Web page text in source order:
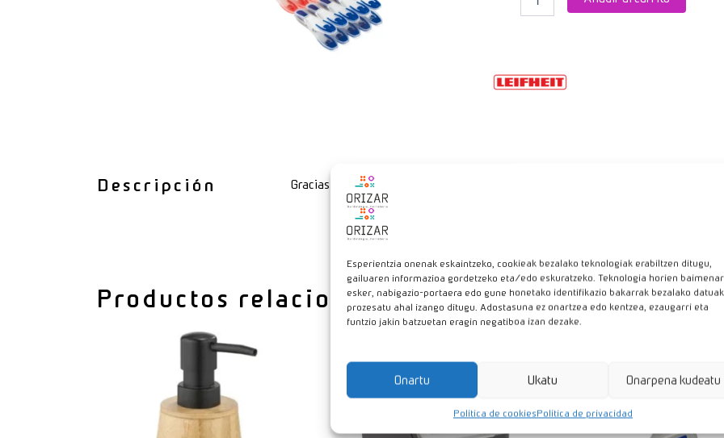
Esperientzia onenak eskaintzeko, cookieak bezalako teknologiak erabiltzen ditugu,
gailuaren informazioa gordetzeko eta/edo eskuratzeko. Teknologia horien
esker, nabigazio-portaera edo gune honetako identifikazio bakarrak bezalako datuak
prozesatu ahal izango ditugu. Adostasuna ez onartzea edo kentzea, ezaugarri eta
funtzio jakin batzuetan eragin negatiboa izan dezake.
Onartu Ukatu Onarpena kudeatu
Política de cookiesPolítica de privacidad
Descripción Gracias a su acabado suave, no dejan marcas en las ropas.
Productos relacionados